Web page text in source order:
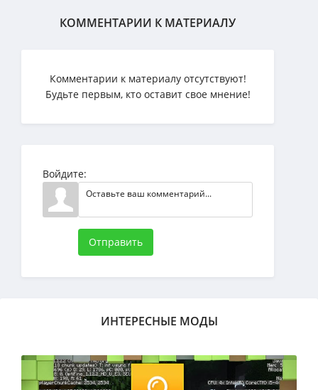
КОММЕНТАРИИ К МАТЕРИАЛУ
Комментарии к материалу отсутствуют!
Будьте первым, кто оставит свое мнение!
Войдите:
Отправить
ИНТЕРЕСНЫЕ МОДЫ